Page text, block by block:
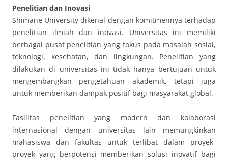
Penelitian dan Inovasi
Shimane University dikenal dengan komitmennya terhadap
penelitian ilmiah dan inovasi. Universitas ini memiliki
berbagai pusat penelitian yang fokus pada masalah sosial,
teknologi, kesehatan, dan lingkungan. Penelitian yang
dilakukan di universitas ini tidak hanya bertujuan untuk
mengembangkan pengetahuan akademik, tetapi juga
untuk memberikan dampak positif bagi masyarakat global.
Fasilitas penelitian yang modern dan kolaborasi
internasional dengan universitas lain memungkinkan
mahasiswa dan fakultas untuk terlibat dalam proyek-
proyek yang berpotensi memberikan solusi inovatif bagi